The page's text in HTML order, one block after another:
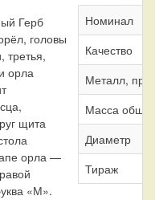
Герб
головы
третья,
орла
щита
орла —
«М».
Номинал
Качество
Металл,
Масса
Диаметр
Тираж